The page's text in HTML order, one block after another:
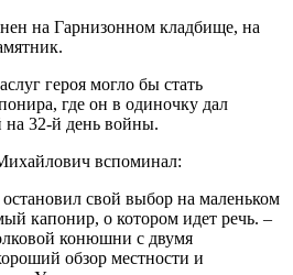
на Гарнизонном кладбище, на
героя могло бы стать
где он в одиночку дал
32-й день войны.
вспоминал:
свой выбор на маленьком
капонир, о котором идет речь. –
конюшни с двумя
обзор местности и